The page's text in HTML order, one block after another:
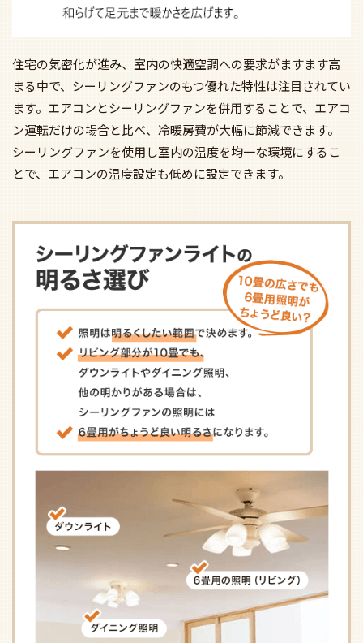
住宅の気密化が進み、室内の快適空調への要求がますます高
まる中で、シーリングファンのもつ優れた特性は注目されてい
ます。エアコンとシーリングファンを併用することで、エアコ
ン運転だけの場合と比べ、冷暖房費が大幅に節減できます。
シーリングファンを使用し室内の温度を均一な環境にするこ
とで、エアコンの温度設定も低めに設定できます。